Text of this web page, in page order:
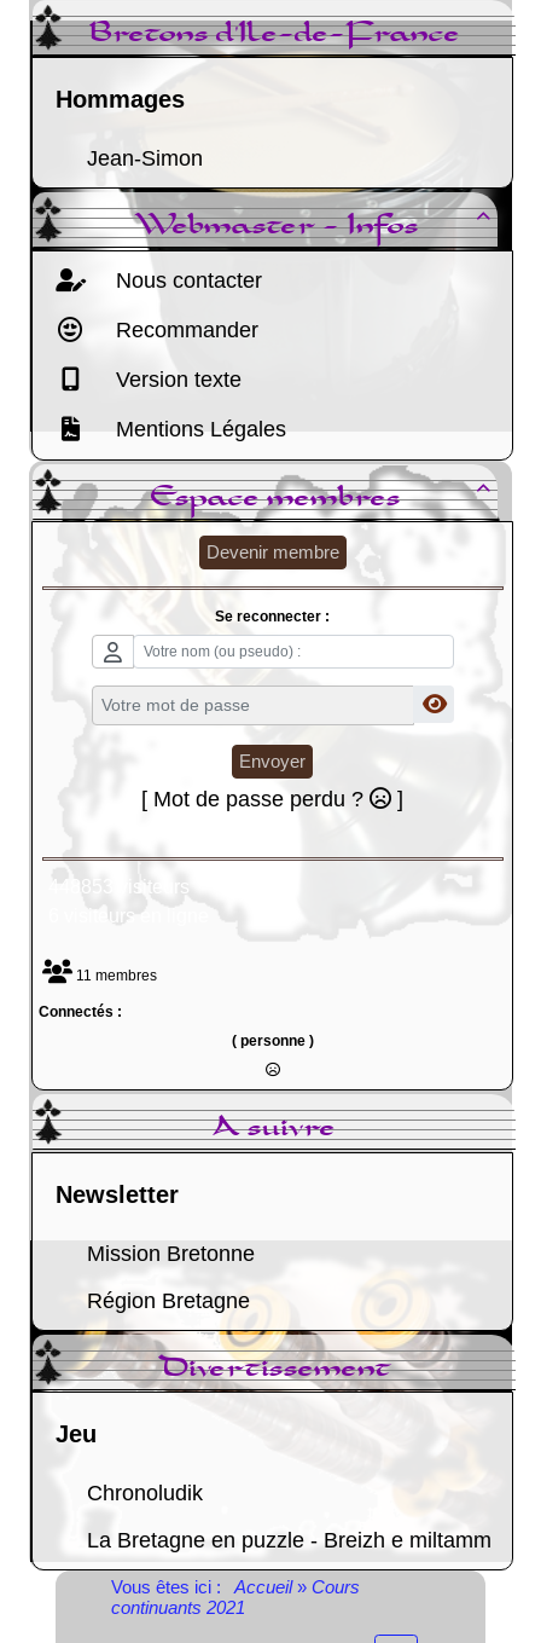
Bretons d'Ile-de-France
Hommages
Jean-Simon

Webmaster - Infos
Nous contacter
Recommander
Version texte
Mentions Légales

Espace membres
Devenir membre
Se reconnecter :
Envoyer
[ Mot de passe perdu ? ]
448853 visiteurs
6 visiteurs en ligne
11 membres
Connectés :
( personne )
A suivre
Newsletter
Mission Bretonne
Région Bretagne
Divertissement
Jeu
Chronoludik
La Bretagne en puzzle - Breizh e miltamm
Vous êtes ici : Accueil» Cours
continuants 2021